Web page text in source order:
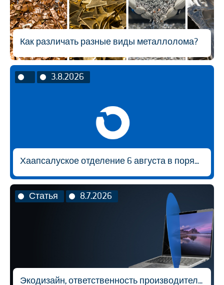
Как различать разные виды металлолома?
3.8.2026
Хаапсалуское отделение 6 августа в порядке исключения будет открыто с 9:00 до 14:30.
Статья 8.7.2026
Экодизайн, ответственность производителя и вторичная переработка материалов